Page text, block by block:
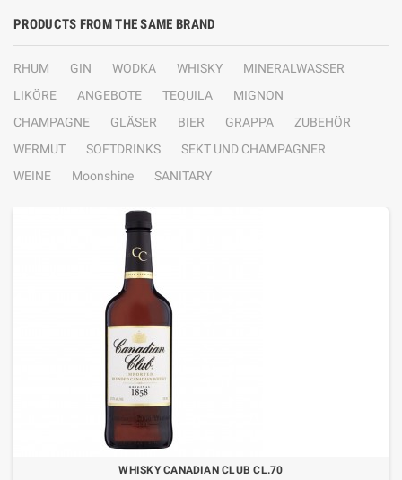
PRODUCTS FROM THE SAME BRAND
RHUM GIN WODKA WHISKY
MINERALWASSER
LIKÖRE
ANGEBOTE TEQUILA
MIGNON
CHAMPAGNE
GLÄSER BIER GRAPPA
ZUBEHÖR
WERMUT
SOFTDRINKS
SEKT UND CHAMPAGNER
WEINE
Moonshine SANITARY
WHISKY CANADIAN CLUB CL.70